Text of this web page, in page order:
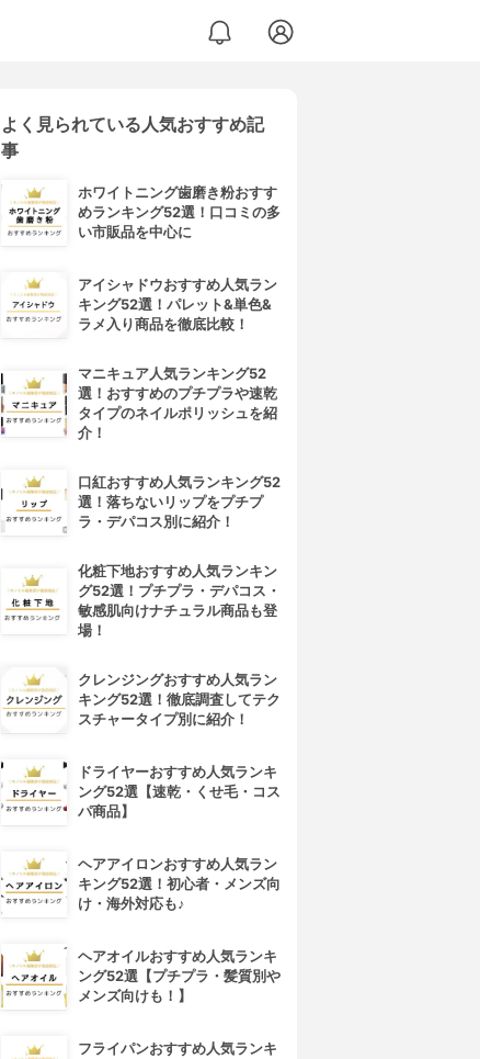
よく見られている人気おすすめ記
事
ホワイトニング歯磨き粉おすす
めランキング52選！口コミの多
い市販品を中心に
アイシャドウおすすめ人気ラン
キング52選！パレット&単色&
ラメ入り商品を徹底比較！
マニキュア人気ランキング52
選！おすすめのプチプラや速乾
タイプのネイルポリッシュを紹
介！
口紅おすすめ人気ランキング52
選！落ちないリップをプチプ
ラ・デパコス別に紹介！
化粧下地おすすめ人気ランキン
グ52選！プチプラ・デパコス・
敏感肌向けナチュラル商品も登
場！
クレンジングおすすめ人気ラン
キング52選！徹底調査してテク
スチャータイプ別に紹介！
ドライヤーおすすめ人気ランキ
ング52選【速乾・くせ毛・コス
パ商品】
ヘアアイロンおすすめ人気ラン
キング52選！初心者・メンズ向
け・海外対応も♪
ヘアオイルおすすめ人気ランキ
ング52選【プチプラ・髪質別や
メンズ向けも！】
フライパンおすすめ人気ランキ